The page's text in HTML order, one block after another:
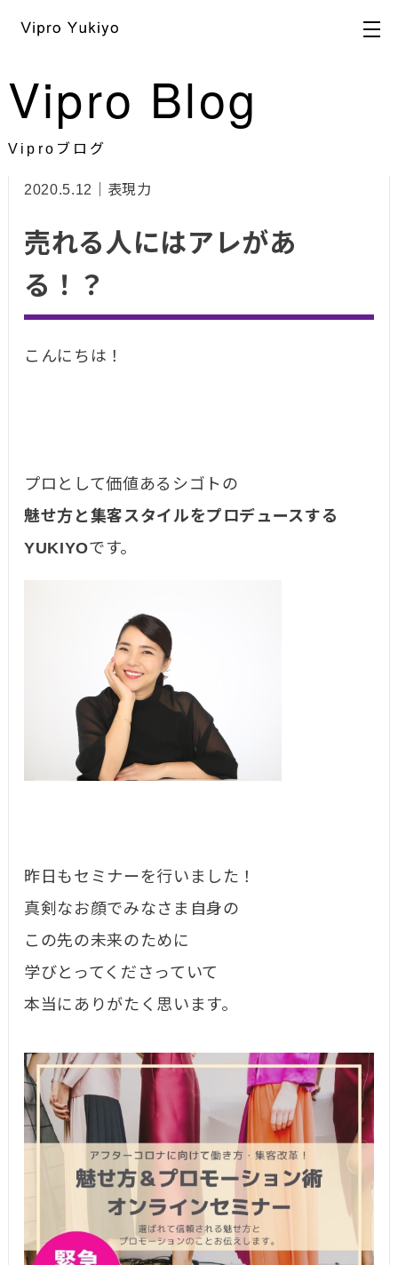
HOME> ブログ >表現力
Vipro Blog
Viproブログ
2020.5.12｜表現力
売れる人にはアレがあ
る！？
こんにちは！
プロとして価値あるシゴトの
魅せ方と集客スタイルをプロデュースする
YUKIYOです。
昨日もセミナーを行いました！
真剣なお顔でみなさま自身の
この先の未来のために
学びとってくださっていて
本当にありがたく思います。